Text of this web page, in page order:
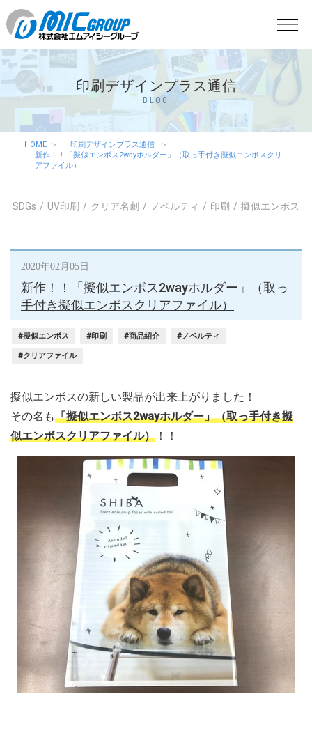
印刷デザインプラス通信
BLOG
HOME
印刷デザインプラス通信
新作！！「擬似エンボス2wayホルダー」（取っ手付き擬似エンボスクリ
アファイル）
SDGs UV印刷 クリア名刺 ノベルティ 印刷 擬似エンボス
2020年02月05日
新作！！「擬似エンボス2wayホルダー」（取っ
手付き擬似エンボスクリアファイル）
#擬似エンボス #印刷 #商品紹介 #ノベルティ
#クリアファイル
擬似エンボスの新しい製品が出来上がりました！
その名も「擬似エンボス2wayホルダー」（取っ手付き擬
似エンボスクリアファイル） ！！